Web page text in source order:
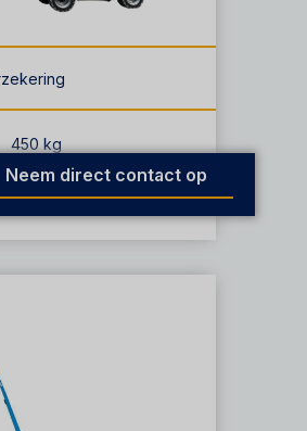
450 kg
22.00 m
Neem direct contact op